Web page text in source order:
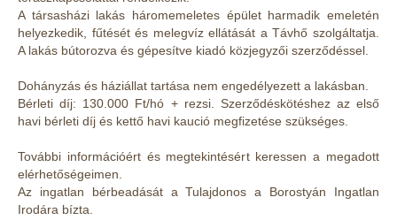
A társasházi lakás háromemeletes épület harmadik emeletén
helyezkedik, fűtését és melegvíz ellátását a Távhő szolgáltatja.
A lakás bútorozva és gépesítve kiadó közjegyzői szerződéssel.
Dohányzás és háziállat tartása nem engedélyezett a lakásban.
Bérleti díj: 130.000 Ft/hó + rezsi. Szerződéskötéshez az első
havi bérleti díj és kettő havi kaució megfizetése szükséges.
További információért és megtekintésért keressen a megadott
elérhetőségeimen.
Az ingatlan bérbeadását a Tulajdonos a Borostyán Ingatlan
Irodára bízta.